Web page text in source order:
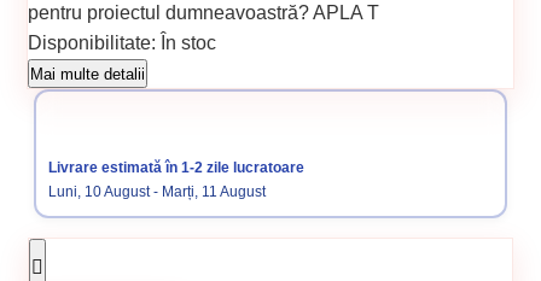
pentru proiectul dumneavoastră? APLA T
Disponibilitate: În stoc
Cod produs: SVN5738704
Categorii:
Tencuială decorativăAplaTenco Plast Silicon
Mai multe detalii
Livrare estimată în 1-2 zile lucratoare
Luni, 10 August - Marți, 11 August